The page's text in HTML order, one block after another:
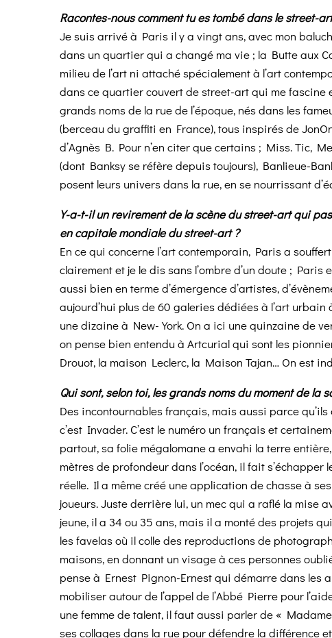
Racontes-nous comment tu es tombé dans le street-
Je suis arrivé à Paris il y a vingt ans, avec mon
dans un quartier qui a changé ma vie ; la Butte aux
milieu de l’art ni attaché spécialement à l’art
dans ce quartier couvert de street-art qui me fascine
grands noms de la rue de l’époque, nés dans les
(berceau du graffiti en France), tous inspirés de
d’Agnès B. Pour n’en citer que certains ; Miss. Tic,
(dont Banksy se réfère depuis toujours), Banlieue-
posent leurs univers dans la rue, en se nourrissant
Y-a-t-il un revirement de la scène du street-art qui
en capitale mondiale du street-art ?
En ce qui concerne l’art contemporain, Paris a
clairement et je le dis sans l’ombre d’un doute ;
aussi bien en terme d’émergence d’artistes,
aujourd’hui plus de 60 galeries dédiées à l’art
une dizaine à New-York. On a ici une quinzaine de
on pense bien entendu à Artcurial qui sont les
Drouot, la maison Leclerc, la Maison Tajan… On est
Qui sont, selon toi, les grands noms du moment de la
Des incontournables français, mais aussi parce
c’est Invader. C’est le numéro un français et
partout, sa folie mégalomane a envahi la terre
mètres de profondeur dans l’océan, il fait
réelle. Il a même créé une application de chasse à
joueurs. Juste derrière lui, un mec qui a raflé la mise
jeune, il a 34 ou 35 ans, mais il a monté des projets
les favelas où il colle des reproductions de
maisons, en donnant un visage à ces personnes
pense à Ernest Pignon-Ernest qui démarre dans les
mobiliser autour de l’appel de l’Abbé Pierre pour
une femme de talent, il faut aussi parler de «
ses collages dans la rue pour défendre la différence